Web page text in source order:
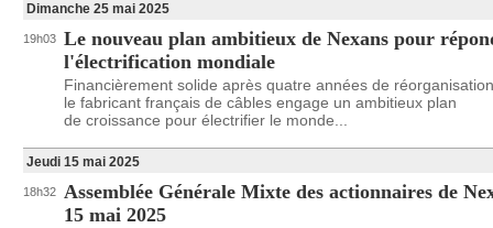
Dimanche 25 mai 2025
19h03 Le nouveau plan ambitieux de Nexans pour
l'électrification mondiale
Financièrement solide après quatre années de
le fabricant français de câbles engage un ambitieux plan
de croissance pour électrifier le monde...
Jeudi 15 mai 2025
18h32 Assemblée Générale Mixte des actionnaires de
15 mai 2025